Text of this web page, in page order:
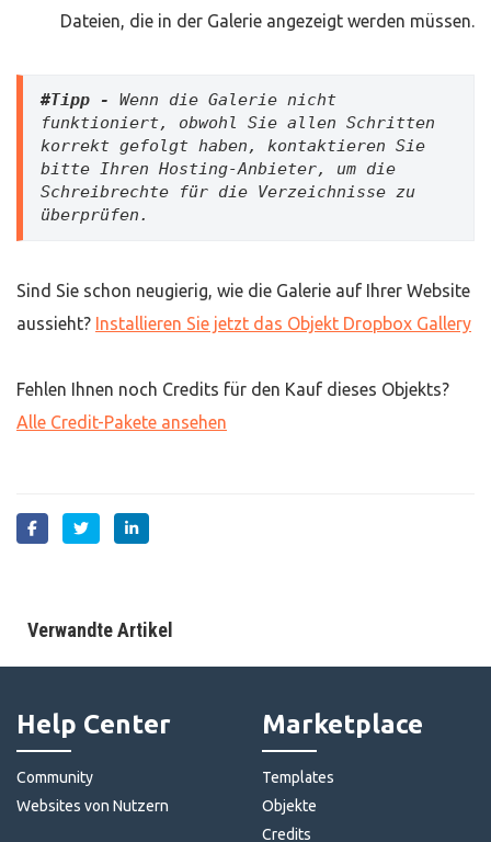
Dateien, die in der Galerie angezeigt werden müssen.
#Tipp -
Wenn die Galerie nicht
funktioniert, obwohl Sie allen Schritten
korrekt gefolgt haben, kontaktieren Sie
bitte Ihren Hosting-Anbieter, um die
Schreibrechte für die Verzeichnisse zu
überprüfen.
Sind Sie schon neugierig, wie die Galerie auf Ihrer Website
aussieht? Installieren Sie jetzt das Objekt Dropbox Gallery
Fehlen Ihnen noch Credits für den Kauf dieses Objekts?
Alle Credit-Pakete ansehen
Verwandte Artikel
Help Center
Community
Websites von Nutzern
Marketplace
Templates
Objekte
Credits